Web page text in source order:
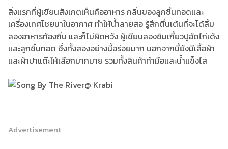
สิ่งแรกที่ผู้เขียนสังเกตเห็นคืออาหาร กลิ่นของลูกชิ้นทอดและ
เครื่องเทศโชยมาในอากาศ ทำให้น้ำลายสอ รู้สึกตื่นเต้นที่จะได้ลิ้ม
ลองอาหารท้องถิ่น และก็ไม่ผิดหวัง ผู้เขียนลองชิมเกี้ยวปูอัดไก่เด้ง
และลูกชิ้นทอด ซึ่งทั้งสองอย่างนี้อร่อยมาก นอกจากนี้ยังมีเสื้อผ้า
และผ้าปาแต๊ะให้เลือกมากมาย รวมทั้งสินค้าทำมือและน้ำแข็งไส
Advertisement